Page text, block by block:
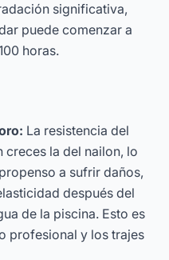
significativa,
puede comenzar a
horas.
La resistencia del
la del nailon, lo
a sufrir daños,
después del
de la piscina. Esto es
profesional y los trajes